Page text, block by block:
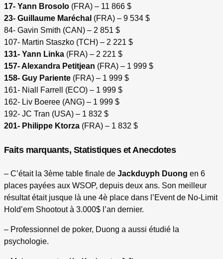
17- Yann Brosolo (FRA) – 11 866 $
23- Guillaume Maréchal (FRA) – 9 534 $
84- Gavin Smith (CAN) – 2 851 $
107- Martin Staszko (TCH) – 2 221 $
131- Yann Linka (FRA) – 2 221 $
157- Alexandra Petitjean (FRA) – 1 999 $
158- Guy Pariente (FRA) – 1 999 $
161- Niall Farrell (ECO) – 1 999 $
162- Liv Boeree (ANG) – 1 999 $
192- JC Tran (USA) – 1 832 $
201- Philippe Ktorza (FRA) – 1 832 $
Faits marquants, Statistiques et Anecdotes
– C’était la 3ème table finale de Jackduyph Duong en 6
places payées aux WSOP, depuis deux ans. Son meilleur
résultat était jusque là une 4è place dans l’Event de No-Limit
Hold’em Shootout à 3.000$ l’an dernier.
– Professionnel de poker, Duong a aussi étudié la
psychologie.